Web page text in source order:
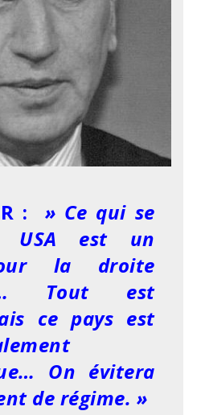
: » Ce qui se
USA est un
la droite
Tout est
ce pays est
On évitera
de régime. »